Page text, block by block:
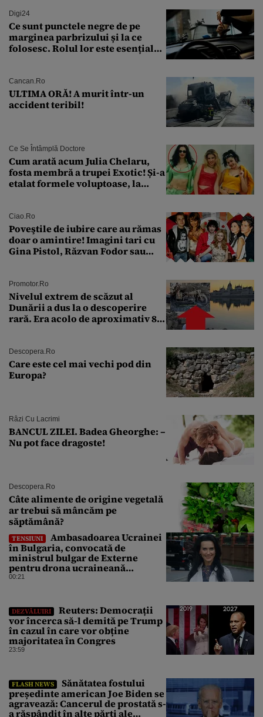
Digi24
Ce sunt punctele negre de pe
marginea parbrizului și la ce
folosesc. Rolul lor este esențial
Cancan.ro
ULTIMA ORĂ! A murit într-un
accident teribil!
Ce Se Întâmplă Doctore
Cum arată acum Julia Chelaru,
fosta membră a trupei Exotic! Și-a
etalat formele voluptoase, la
Ciao.ro
Poveştile de iubire care au rămas
doar o amintire! Imagini tari cu
Gina Pistol, Răzvan Fodor sau
Promotor.ro
Nivelul extrem de scăzut al
Dunării a dus la o descoperire
rară. Era acolo de aproximativ 80
Descopera.ro
Care este cel mai vechi pod din
Europa?
Râzi Cu Lacrimi
BANCUL ZILEI. Badea Gheorghe: –
Nu pot face dragoste!
Descopera.ro
Câte alimente de origine vegetală
ar trebui să mâncăm pe
săptămână?
TENSIUNI
Ambasadoarea Ucrainei
în Bulgaria, convocată de
ministrul bulgar de Externe
pentru drona ucraineană
prăbușită în apropierea
00:21
DEZVĂLUIRI
Reuters: Democrații
vor încerca să-l demită pe Trump
în cazul în care vor obține
majoritatea în Congres
23:59
FLASH NEWS
Sănătatea fostului
președinte american Joe Biden se
agravează: Cancerul de prostată s-
a răspândit în alte părți ale